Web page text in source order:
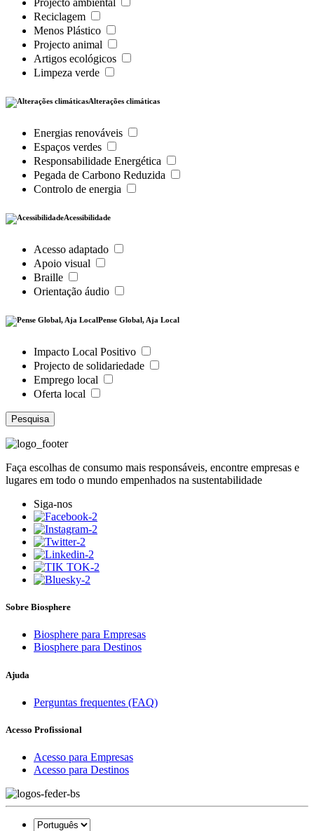
Projecto ambiental
Reciclagem
Menos Plástico
Projecto animal
Artigos ecológicos
Limpeza verde
Alterações climáticas
Energias renováveis
Espaços verdes
Responsabilidade Energética
Pegada de Carbono Reduzida
Controlo de energia
Acessibilidade
Acesso adaptado
Apoio visual
Braille
Orientação áudio
Pense Global, Aja Local
Impacto Local Positivo
Projecto de solidariedade
Emprego local
Oferta local
Pesquisa
Faça escolhas de consumo mais responsáveis, encontre empresas e
lugares em todo o mundo empenhados na sustentabilidade
Siga-nos
Sobre Biosphere
Biosphere para Empresas
Biosphere para Destinos
Ajuda
Perguntas frequentes (FAQ)
Acesso Profissional
Acesso para Empresas
Acesso para Destinos